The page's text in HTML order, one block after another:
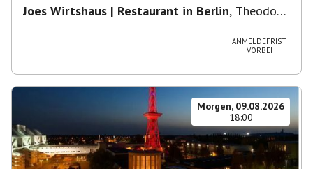
Joes Wirtshaus | Restaurant in Berlin, Theodor-
ANMELDEFRIST
VORBEI
Morgen, 09.08.2026
18:00